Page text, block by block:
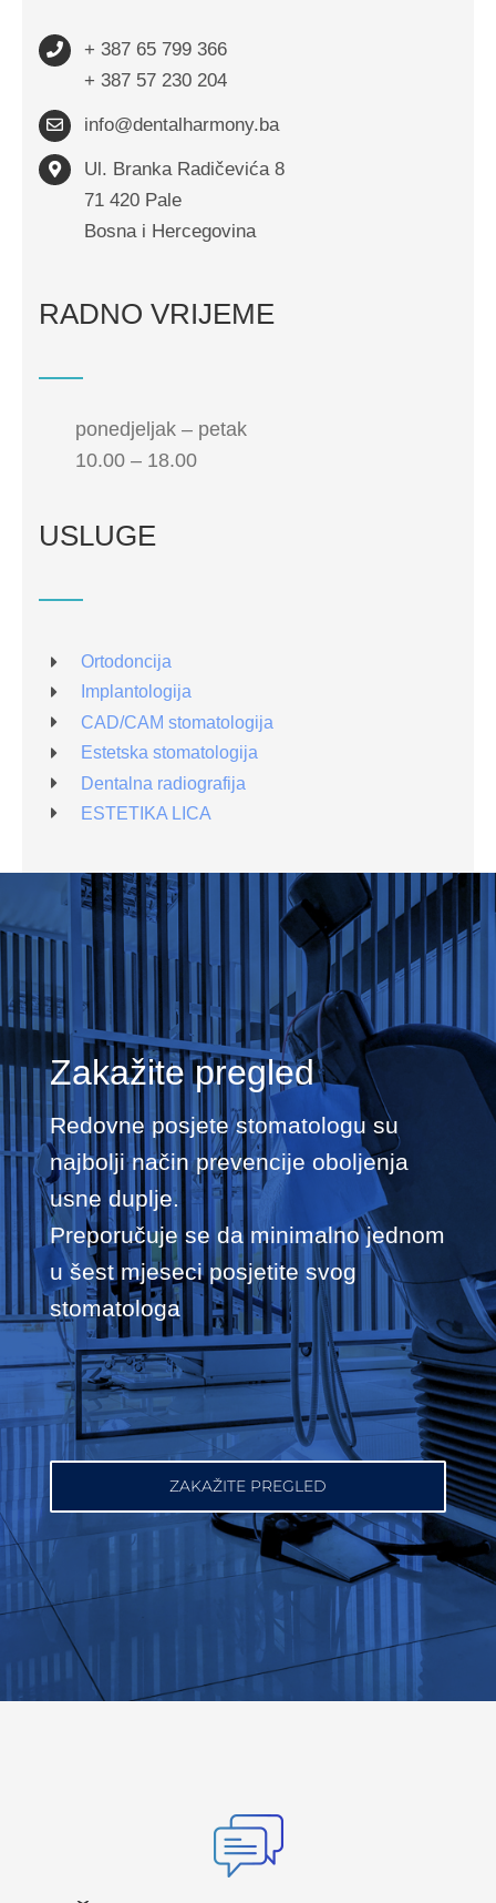
+ 387 65 799 366
+ 387 57 230 204
info@dentalharmony.ba
Ul. Branka Radičevića 8
71 420 Pale
Bosna i Hercegovina
RADNO VRIJEME
ponedjeljak – petak
10.00 – 18.00
USLUGE
Ortodoncija
Implantologija
CAD/CAM stomatologija
Estetska stomatologija
Dentalna radiografija
ESTETIKA LICA
Zakažite pregled
Redovne posjete stomatologu su
najbolji način prevencije oboljenja
usne duplje.
Preporučuje se da minimalno jednom
u šest mjeseci posjetite svog
stomatologa
ZAKAŽITE PREGLED